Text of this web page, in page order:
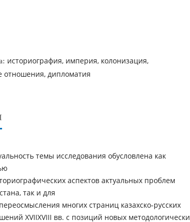
историография, империя, колонизация,
отношения, дипломатия
темы исследования обусловлена как
аспектов актуальных проблем
так и для
многих страниц казахско-русских
ХVIІХVIII вв. с позиций новых